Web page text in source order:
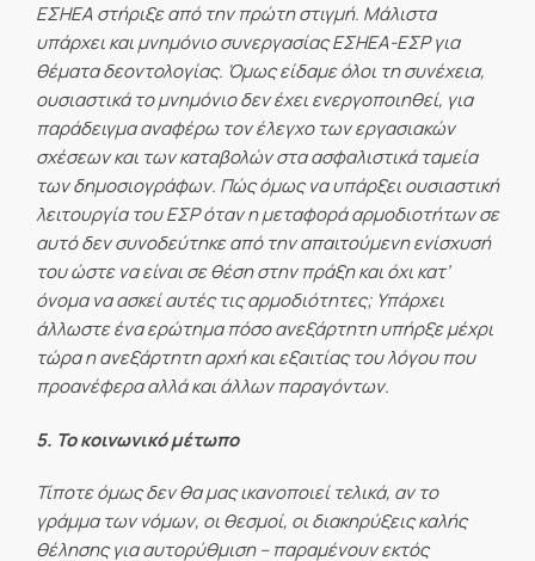
ΕΣΗΕΑ στήριξε από την πρώτη στιγμή. Μάλιστα
υπάρχει και μνημόνιο συνεργασίας ΕΣΗΕΑ-ΕΣΡ για
θέματα δεοντολογίας. Όμως είδαμε όλοι τη συνέχεια,
ουσιαστικά το μνημόνιο δεν έχει ενεργοποιηθεί, για
παράδειγμα αναφέρω τον έλεγχο των εργασιακών
σχέσεων και των καταβολών στα ασφαλιστικά ταμεία
των δημοσιογράφων. Πώς όμως να υπάρξει ουσιαστική
λειτουργία του ΕΣΡ όταν η μεταφορά αρμοδιοτήτων σε
αυτό δεν συνοδεύτηκε από την απαιτούμενη ενίσχυσή
του ώστε να είναι σε θέση στην πράξη και όχι κατ’
όνομα να ασκεί αυτές τις αρμοδιότητες; Υπάρχει
άλλωστε ένα ερώτημα πόσο ανεξάρτητη υπήρξε μέχρι
τώρα η ανεξάρτητη αρχή και εξαιτίας του λόγου που
προανέφερα αλλά και άλλων παραγόντων.
5. Το κοινωνικό μέτωπο
Τίποτε όμως δεν θα μας ικανοποιεί τελικά, αν το
γράμμα των νόμων, οι θεσμοί, οι διακηρύξεις καλής
θέλησης για αυτορύθμιση – παραμένουν εκτός